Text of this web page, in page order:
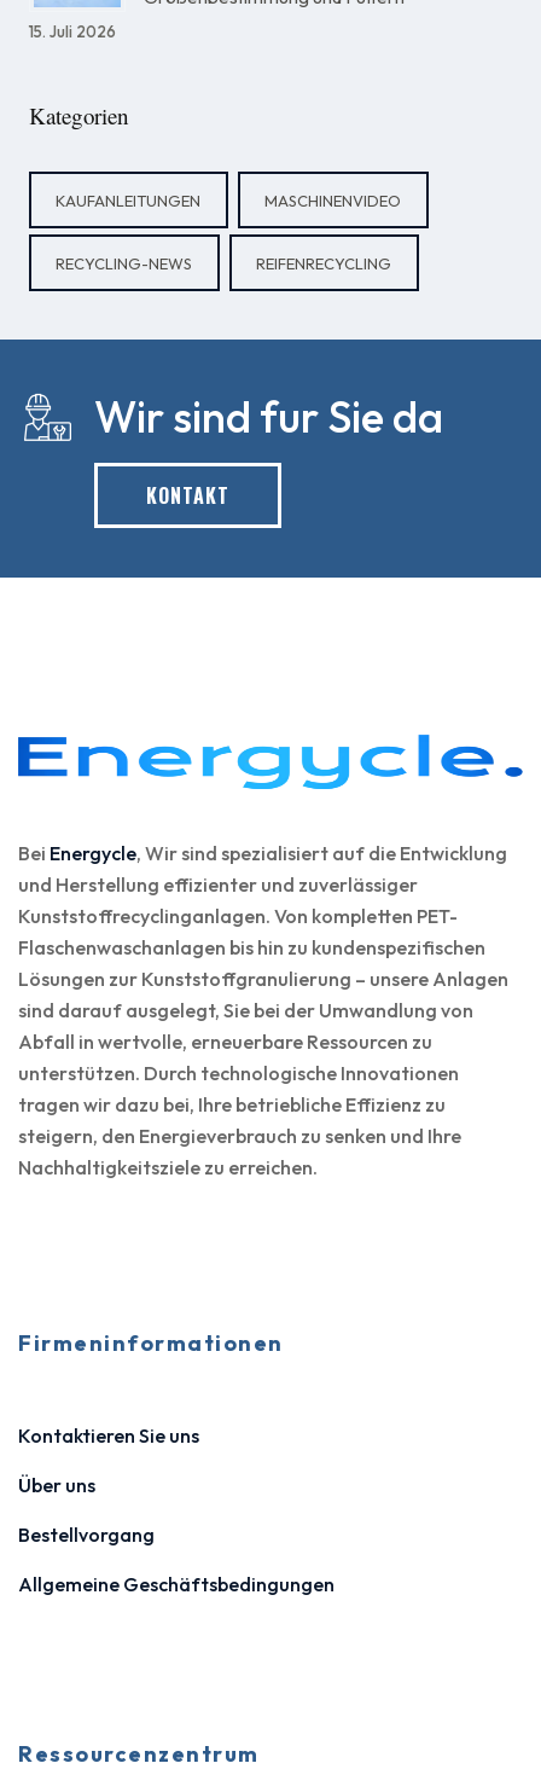
15. Juli 2026
Kategorien
KAUFANLEITUNGEN MASCHINENVIDEO
RECYCLING-NEWS REIFENRECYCLING
Wir sind fur Sie da
KONTAKT
Bei Energycle, Wir sind spezialisiert auf die Entwicklung
und Herstellung effizienter und zuverlässiger
Kunststoffrecyclinganlagen. Von kompletten PET-
Flaschenwaschanlagen bis hin zu kundenspezifischen
Lösungen zur Kunststoffgranulierung – unsere Anlagen
sind darauf ausgelegt, Sie bei der Umwandlung von
Abfall in wertvolle, erneuerbare Ressourcen zu
unterstützen. Durch technologische Innovationen
tragen wir dazu bei, Ihre betriebliche Effizienz zu
steigern, den Energieverbrauch zu senken und Ihre
Nachhaltigkeitsziele zu erreichen.
Firmeninformationen
Kontaktieren Sie uns
Über uns
Bestellvorgang
Allgemeine Geschäftsbedingungen
Ressourcenzentrum